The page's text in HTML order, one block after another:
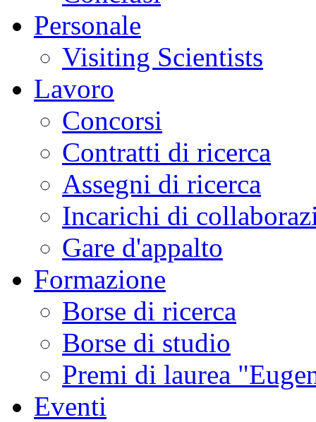
Personale
Visiting Scientists
Lavoro
Concorsi
Contratti di ricerca
Assegni di ricerca
Incarichi di
Gare d'appalto
Formazione
Borse di ricerca
Borse di studio
Premi di laurea
Eventi